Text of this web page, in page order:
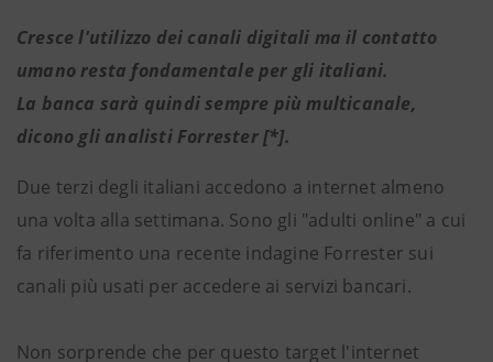
Cresce l'utilizzo dei canali digitali ma il contatto
umano resta fondamentale per gli italiani.
La banca sarà quindi sempre più multicanale,
dicono gli analisti Forrester [*].
Due terzi degli italiani accedono a internet almeno
una volta alla settimana. Sono gli "adulti online" a cui
fa riferimento una recente indagine Forrester sui
canali più usati per accedere ai servizi bancari.
Non sorprende che per questo target l'internet